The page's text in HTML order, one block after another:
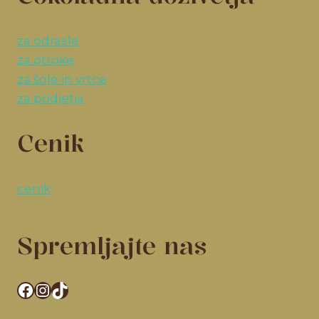
za odrasle
za otroke
za šole in vrtce
za podjetja
Cenik
cenik
Spremljajte nas
Facebook
Instagram
TikTok